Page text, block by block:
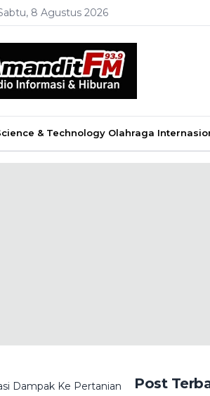
8 Agustus 2026
& Technology Olahraga
Dampak Ke Pertanian Post